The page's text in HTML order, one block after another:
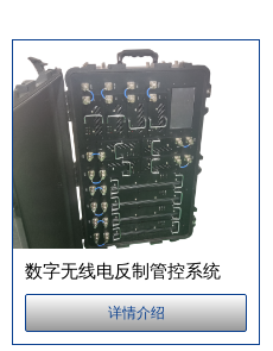
数字无线电反制管控系统
详情介绍